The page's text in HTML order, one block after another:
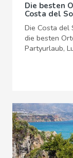
Die besten
Costa del
Die Costa del
die besten
Partyurlaub,